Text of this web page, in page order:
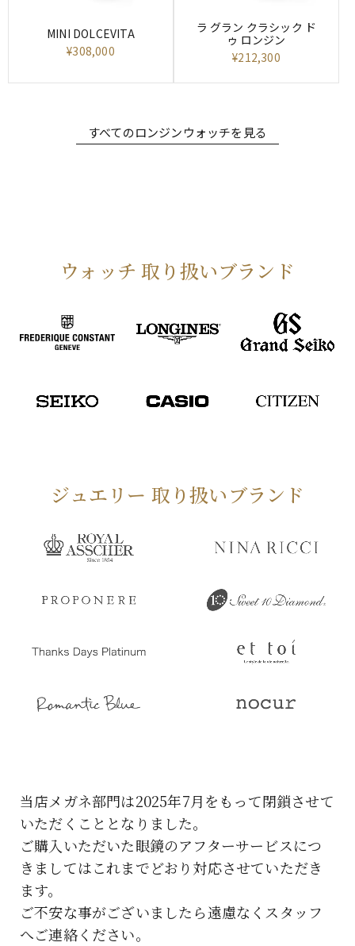
MINI DOLCEVITA
¥308,000
ラ グラン クラシック ド
ゥ ロンジン
¥212,300
すべてのロンジンウォッチを見る
ウォッチ 取り扱いブランド
ジュエリー 取り扱いブランド
当店メガネ部門は2025年7月をもって閉鎖させて
いただくこととなりました。
ご購入いただいた眼鏡のアフターサービスにつ
きましてはこれまでどおり対応させていただき
ます。
ご不安な事がございましたら遠慮なくスタッフ
へご連絡ください。